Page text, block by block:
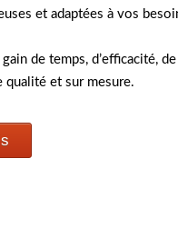
et adaptées à vos
de temps, d’efficacité,
qualité et sur mesure.